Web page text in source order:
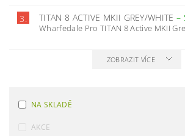
3. TITAN 8 ACTIVE MKII GREY/WHITE–
Wharfedale Pro TITAN 8 Active MKII
ZOBRAZIT VÍCE
NA SKLADĚ
AKCE